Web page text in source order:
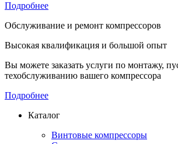
Подробнее
Обслуживание и ремонт компрессоров
Высокая квалификация и большой опыт
Вы можете заказать услуги по монтажу,
техобслуживанию вашего компрессора
Подробнее
Каталог
Винтовые компрессоры